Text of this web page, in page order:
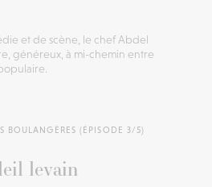
et de scène, le chef Abdel
généreux, à mi-chemin entre
BOULANGÈRES (ÉPISODE 3/5)
levain